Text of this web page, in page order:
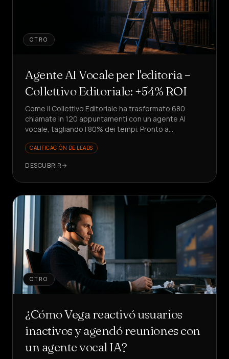
OTRO
Agente AI Vocale per l'editoria –
Collettivo Editoriale: +54% ROI
Come il Collettivo Editoriale ha trasformato 680
chiamate in 120 appuntamenti con un agente AI
vocale, tagliando l’80% dei tempi. Pronto a
CALIFICACIÓN DE LEADS
DESCUBRIR
OTRO
¿Cómo Vega reactivó usuarios
inactivos y agendó reuniones con
un agente vocal IA?